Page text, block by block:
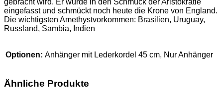
gebracht wird. Er wurde in den Schmuck der Aristokratie
eingefasst und schmückt noch heute die Krone von England.
Die wichtigsten Amethystvorkommen: Brasilien, Uruguay,
Russland, Sambia, Indien
Optionen: Anhänger mit Lederkordel 45 cm, Nur Anhänger
Ähnliche Produkte